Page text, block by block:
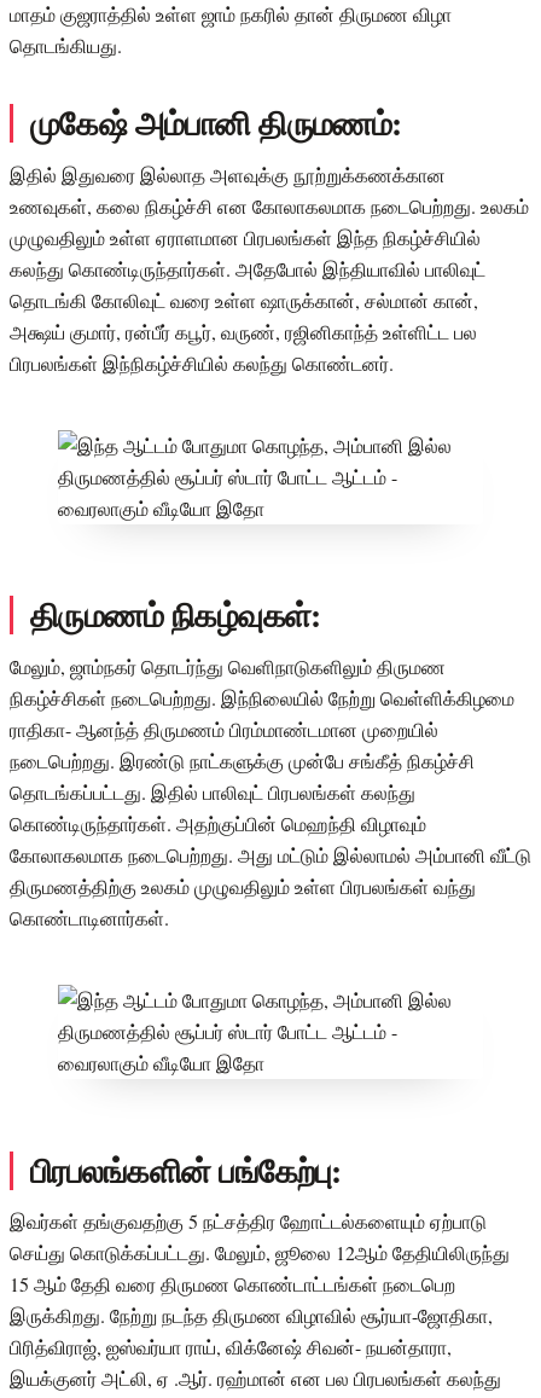
மாதம் குஜராத்தில் உள்ள ஜாம் நகரில் தான் திருமண விழா
தொடங்கியது.
முகேஷ் அம்பானி திருமணம்:
இதில் இதுவரை இல்லாத அளவுக்கு நூற்றுக்கணக்கான
உணவுகள், கலை நிகழ்ச்சி என கோலாகலமாக நடைபெற்றது. உலகம்
முழுவதிலும் உள்ள ஏராளமான பிரபலங்கள் இந்த நிகழ்ச்சியில்
கலந்து கொண்டிருந்தார்கள். அதேபோல் இந்தியாவில் பாலிவுட்
தொடங்கி கோலிவுட் வரை உள்ள ஷாருக்கான், சல்மான் கான்,
அக்ஷய் குமார், ரன்பீர் கபூர், வருண், ரஜினிகாந்த் உள்ளிட்ட பல
பிரபலங்கள் இந்நிகழ்ச்சியில் கலந்து கொண்டனர்.
திருமணம் நிகழ்வுகள்:
மேலும், ஜாம்நகர் தொடர்ந்து வெளிநாடுகளிலும் திருமண
நிகழ்ச்சிகள் நடைபெற்றது. இந்நிலையில் நேற்று வெள்ளிக்கிழமை
ராதிகா- ஆனந்த் திருமணம் பிரம்மாண்டமான முறையில்
நடைபெற்றது. இரண்டு நாட்களுக்கு முன்பே சங்கீத் நிகழ்ச்சி
தொடங்கப்பட்டது. இதில் பாலிவுட் பிரபலங்கள் கலந்து
கொண்டிருந்தார்கள். அதற்குப்பின் மெஹந்தி விழாவும்
கோலாகலமாக நடைபெற்றது. அது மட்டும் இல்லாமல் அம்பானி வீட்டு
திருமணத்திற்கு உலகம் முழுவதிலும் உள்ள பிரபலங்கள் வந்து
கொண்டாடினார்கள்.
பிரபலங்களின் பங்கேற்பு:
இவர்கள் தங்குவதற்கு 5 நட்சத்திர ஹோட்டல்களையும் ஏற்பாடு
செய்து கொடுக்கப்பட்டது. மேலும், ஜூலை 12ஆம் தேதியிலிருந்து
15 ஆம் தேதி வரை திருமண கொண்டாட்டங்கள் நடைபெற
இருக்கிறது. நேற்று நடந்த திருமண விழாவில் சூர்யா-ஜோதிகா,
பிரித்விராஜ், ஐஸ்வர்யா ராய், விக்னேஷ் சிவன்- நயன்தாரா,
இயக்குனர் அட்லி, ஏ .ஆர். ரஹ்மான் என பல பிரபலங்கள் கலந்து